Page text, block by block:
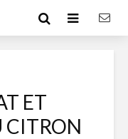
ET
CITRON